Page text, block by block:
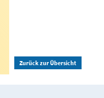
Zurück zur Übersicht